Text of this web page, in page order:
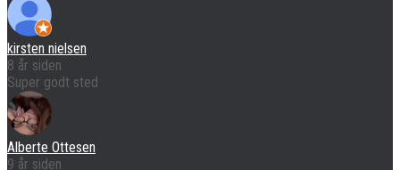
kirsten nielsen
8 år siden
Super godt sted
Alberte Ottesen
9 år siden